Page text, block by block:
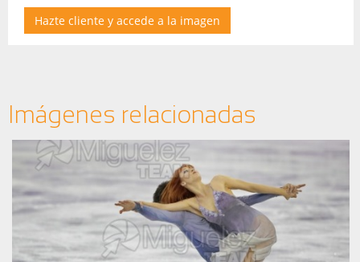
Hazte cliente y accede a la imagen
Imágenes relacionadas